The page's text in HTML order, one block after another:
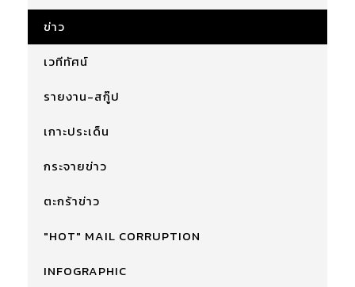
ข่าว
เวทีทัศน์
รายงาน-สกู๊ป
เกาะประเด็น
กระจายข่าว
ตะกร้าข่าว
"HOT" MAIL CORRUPTION
INFOGRAPHIC